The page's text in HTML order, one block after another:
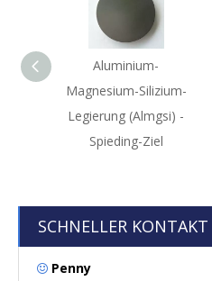
Aluminium-
Magnesium-Silizium-
Legierung (Almgsi) -
Spieding-Ziel
SCHNELLER KONTAKT
 Penny